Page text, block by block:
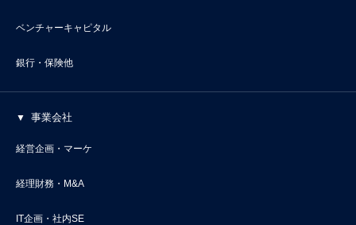
ベンチャーキャピタル
銀行・保険他
事業会社
経営企画・マーケ
経理財務・M&A
IT企画・社内SE